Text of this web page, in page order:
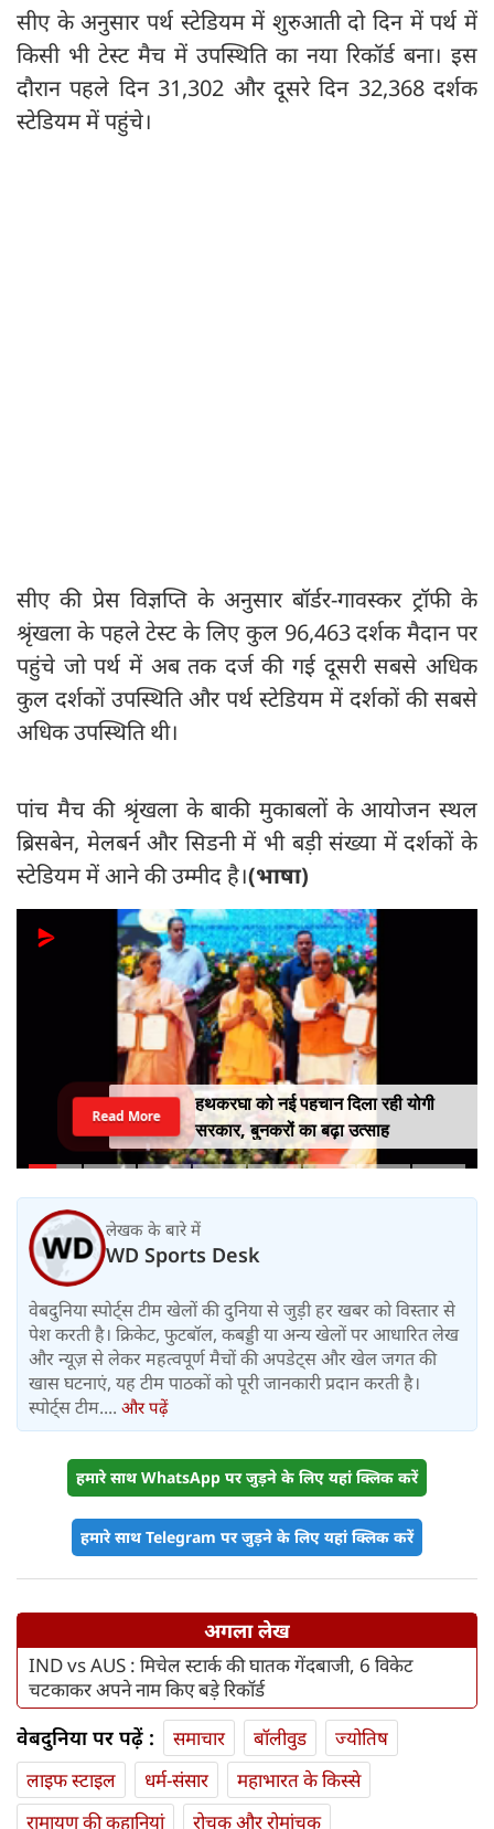
सीए के अनुसार पर्थ स्टेडियम में शुरुआती दो दिन में पर्थ में
किसी भी टेस्ट मैच में उपस्थिति का नया रिकॉर्ड बना। इस
दौरान पहले दिन 31,302 और दूसरे दिन 32,368 दर्शक
स्टेडियम में पहुंचे।
सीए की प्रेस विज्ञप्ति के अनुसार बॉर्डर-गावस्कर ट्रॉफी के
श्रृंखला के पहले टेस्ट के लिए कुल 96,463 दर्शक मैदान पर
पहुंचे जो पर्थ में अब तक दर्ज की गई दूसरी सबसे अधिक
कुल दर्शकों उपस्थिति और पर्थ स्टेडियम में दर्शकों की सबसे
अधिक उपस्थिति थी।
पांच मैच की श्रृंखला के बाकी मुकाबलों के आयोजन स्थल
ब्रिसबेन, मेलबर्न और सिडनी में भी बड़ी संख्या में दर्शकों के
स्टेडियम में आने की उम्मीद है।(भाषा)
हथकरघा को नई पहचान दिला रही योगी
सरकार, बुनकरों का बढ़ा उत्साह
Read More
लेखक के बारे में
WD Sports Desk
वेबदुनिया स्पोर्ट्स टीम खेलों की दुनिया से जुड़ी हर खबर को विस्तार से
पेश करती है। क्रिकेट, फुटबॉल, कबड्डी या अन्य खेलों पर आधारित लेख
और न्यूज़ से लेकर महत्वपूर्ण मैचों की अपडेट्स और खेल जगत की
खास घटनाएं, यह टीम पाठकों को पूरी जानकारी प्रदान करती है।
स्पोर्ट्स टीम.... और पढ़ें
हमारे साथ WhatsApp पर जुड़ने के लिए यहां क्लिक करें
हमारे साथ Telegram पर जुड़ने के लिए यहां क्लिक करें
अगला लेख
IND vs AUS : मिचेल स्टार्क की घातक गेंदबाजी, 6 विकेट
चटकाकर अपने नाम किए बड़े रिकॉर्ड
वेबदुनिया पर पढ़ें : समाचार बॉलीवुड
ज्योतिष
लाइफ स्‍टाइल
धर्म-संसार
महाभारत के किस्से
रामायण की कहानियां
रोचक और रोमांचक